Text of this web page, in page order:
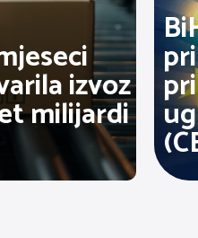
izvoz
milijardi